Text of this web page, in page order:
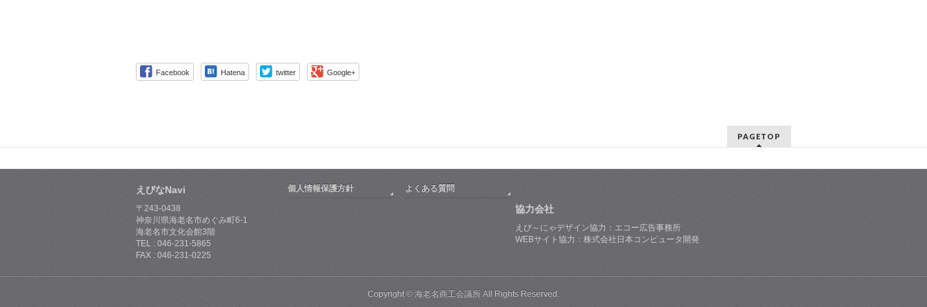
Facebook Hatena twitter Google+
PAGETOP
えびなNavi
〒243-0438
神奈川県海老名市めぐみ町6-1
海老名市文化会館3階
TEL : 046-231-5865
FAX : 046-231-0225
個人情報保護方針 よくある質問
協力会社
えび～にゃデザイン協力：エコー広告事務所
WEBサイト協力：株式会社日本コンピュータ開発
Copyright © 海老名商工会議所 All Rights Reserved.